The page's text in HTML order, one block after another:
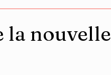
la nouvelle